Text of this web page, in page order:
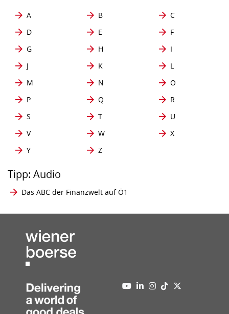
A B
C
D
E
F
G
H
I
J
K
L
M
N
O
P
Q
R
S
T
U
V
W
X
Y
Z
Tipp: Audio
Das ABC der Finanzwelt auf Ö1